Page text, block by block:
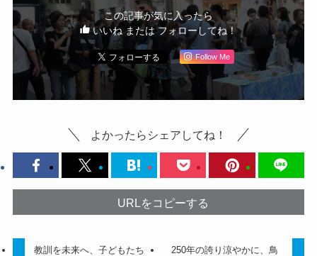
この記事が気に入ったら
いいね または フォローしてね！
Follow Me
よかったらシェアしてね！
URLをコピーする
教訓を未来へ、子どもたち
250年の誇り涼やかに、鳥